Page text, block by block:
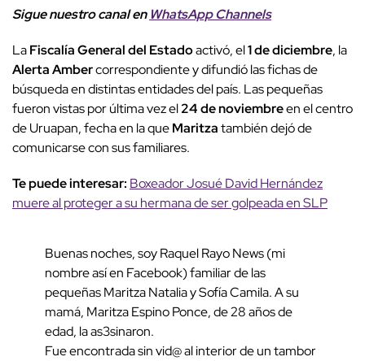
Sigue nuestro canal en WhatsApp Channels
LaFiscalía General del Estadoactivó, el1 de diciembre, la
Alerta Ambercorrespondiente y difundió las fichas de
búsqueda en distintas entidades del país. Las pequeñas
fueron vistas por última vez el24 de noviembreen el centro
de Uruapan, fecha en la queMaritzatambién dejó de
comunicarse con sus familiares.
Te puede interesar: Boxeador Josué David Hernández
muere al proteger a su hermana de ser golpeada en SLP
Buenas noches, soy Raquel Rayo News (mi
nombre así en Facebook) familiar de las
pequeñas Maritza Natalia y Sofía Camila. A su
mamá, Maritza Espino Ponce, de 28 años de
edad, la as3sinaron.
Fue encontrada sin vid@ al interior de un tambor